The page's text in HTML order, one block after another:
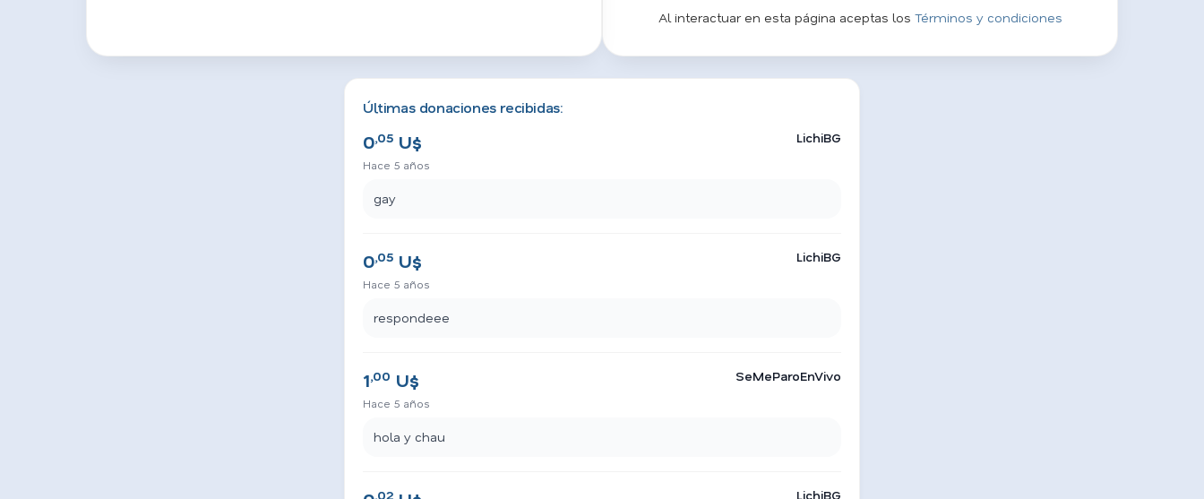
Al interactuar en esta página aceptas los Términos y condiciones
Últimas donaciones recibidas:
0,05 U$
Hace 5 años
LichiBG
gay
0,05 U$
Hace 5 años
LichiBG
respondeee
1,00 U$
Hace 5 años
SeMeParoEnVivo
hola y chau
,02 LichiBG